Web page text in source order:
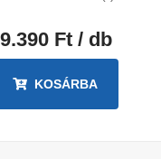
Ft / db
KOSÁRBA